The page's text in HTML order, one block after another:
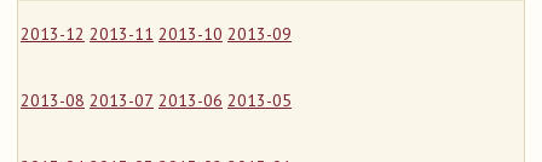
2013-12 2013-11 2013-10 2013-09
2013-08 2013-07 2013-06 2013-05